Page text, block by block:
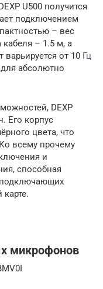
U500 получится
подключением
– вес
кабеля – 1.5 м, а
от 10 Гц
для абсолютно
DEXP
Его корпус
цвета, что
всему прочему
и
способная
микрофонов